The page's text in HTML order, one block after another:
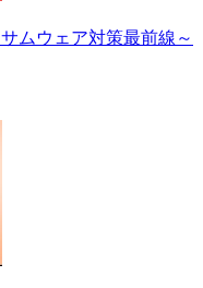
ムウェア対策最前線～